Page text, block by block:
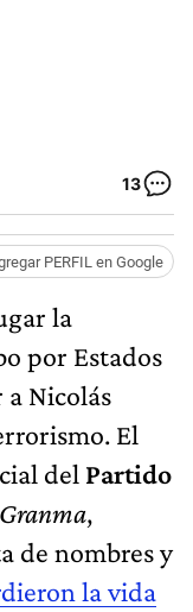
13
PERFIL en Google
la
por Estados
Nicolás
El
del Partido
Granma,
de nombres y
la vida